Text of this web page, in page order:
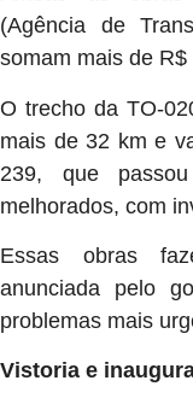
(Agência de
somam mais de
O trecho da TO-
mais de 32 km e
239, que
melhorados, com
Essas obras
anunciada pelo
problemas mais
Vistoria e